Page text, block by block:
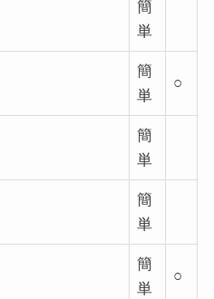
簡
単
簡
単
○
簡
単
簡
単
簡
単
○